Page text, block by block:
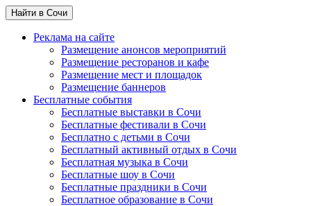
Найти в Сочи
Реклама на сайте
Размещение анонсов мероприятий
Размещение ресторанов и кафе
Размещение мест и площадок
Размещение баннеров
Бесплатные события
Бесплатные выставки в Сочи
Бесплатные фестивали в Сочи
Бесплатно с детьми в Сочи
Бесплатный активный отдых в Сочи
Бесплатная музыка в Сочи
Бесплатные шоу в Сочи
Бесплатные праздники в Сочи
Бесплатное образование в Сочи